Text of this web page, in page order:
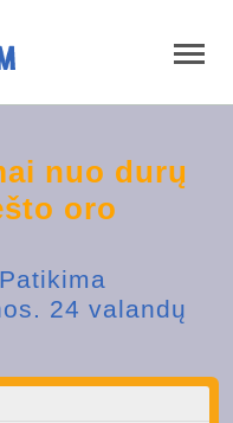
nuo durų
oro
24 valandų